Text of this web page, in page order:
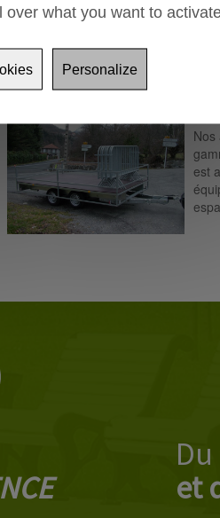
Nos
est
Du
et
what you want to
Personalize